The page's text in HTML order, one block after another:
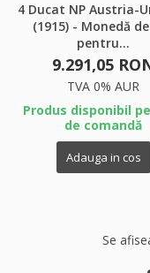
4 Ducat NP Austria-
(1915) - Monedă
pentru...
9.291,05
TVA 0% AUR
Produs disponibil
de comandă
Adauga in cos
Se